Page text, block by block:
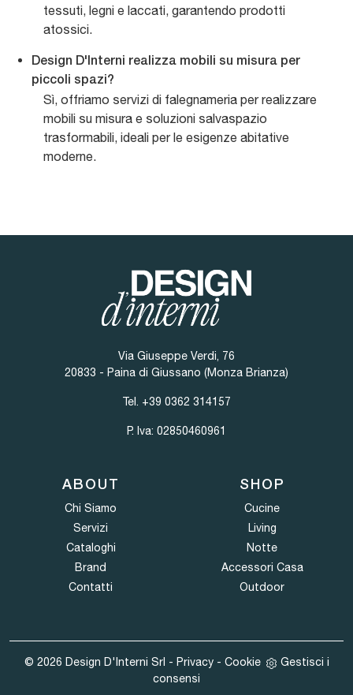
tessuti, legni e laccati, garantendo prodotti
atossici.
Design D'Interni realizza mobili su misura per
piccoli spazi?
Sì, offriamo servizi di falegnameria per realizzare
mobili su misura e soluzioni salvaspazio
trasformabili, ideali per le esigenze abitative
moderne.
Via Giuseppe Verdi, 76
20833 - Paina di Giussano (Monza Brianza)
Tel. +39 0362 314157
P. Iva: 02850460961
ABOUT
Chi Siamo
Servizi
Cataloghi
Brand
Contatti
SHOP
Cucine
Living
Notte
Accessori Casa
Outdoor
© 2026 Design D'Interni Srl - Privacy- Cookie
Gestisci i
consensi